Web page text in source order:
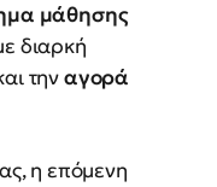
μάθησης
διαρκή
τηναγορά
η επόμενη